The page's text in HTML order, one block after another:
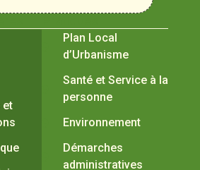
et
Plan Local
d’Urbanisme
Santé et Service à la
personne
Environnement
Démarches
administratives